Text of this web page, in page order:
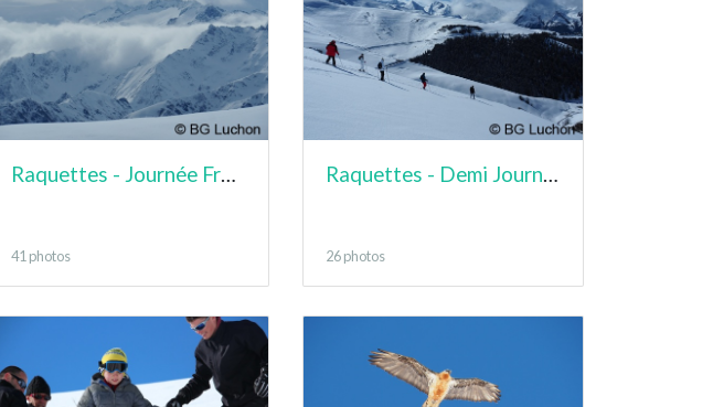
Raquettes - Journée France - Mont né
41 photos
Raquettes - Demi Journée - Lampet
26 photos